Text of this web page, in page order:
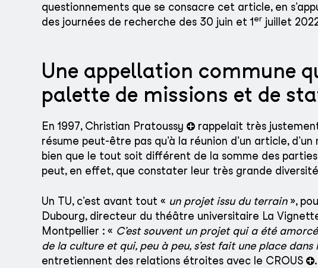
questionnements que se consacre cet article, en
des journées de recherche des 30 juin et 1 er juillet
Une appellation commune
palette de missions et de
En 1997, Christian Pratoussy
rappelait très
résume peut-être pas qu’à la réunion d’un article,
bien que le tout soit différent de la somme des
peut, en effet, que constater leur très grande diversité
Un TU, c’est avant tout « un projet issu du terrain»,
Dubourg, directeur du théâtre universitaire La
Montpellier : « C’est souvent un projet qui a été
de la culture et qui, peu à peu, s’est fait une place
entretiennent des relations étroites avec le CROUS